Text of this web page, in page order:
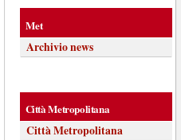
Met
Archivio news
Città Metropolitana
Città Metropolitana